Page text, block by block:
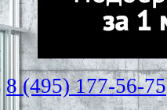
8 (495) 177-56-75